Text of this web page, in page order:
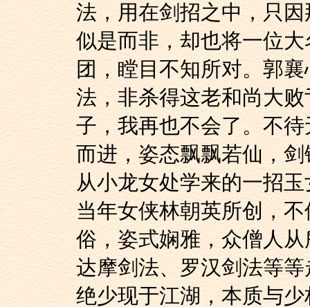
法，用在剑招之中，只
似是而非，却也将一位
团，瞠目不知所对。郭
法，非杀得这老和尚大
子，我再也不会了。不
而进，姿态飘飘若仙，
从小龙女处学来的一招
当年女侠林朝英所创，
俗，姿式娴雅，众僧人
达摩剑法、罗汉剑法等
绝少现于江湖，本质与